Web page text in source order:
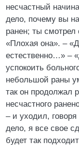
несчастный
дело, почему вы
ранен; ты
«Плохая она». –
естественно…» –
успокоить
небольшой раны
так он продолжал
несчастного
– и уходил,
дело, я все свое
будет так